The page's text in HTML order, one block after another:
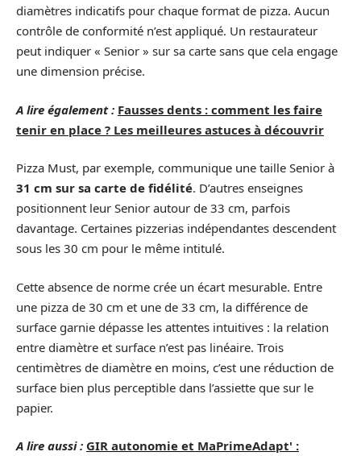
diamètres indicatifs pour chaque format de pizza. Aucun
contrôle de conformité n’est appliqué. Un restaurateur
peut indiquer « Senior » sur sa carte sans que cela engage
une dimension précise.
A lire également : Fausses dents : comment les faire
tenir en place ? Les meilleures astuces à découvrir
Pizza Must, par exemple, communique une taille Senior à
31 cm sur sa carte de fidélité. D’autres enseignes
positionnent leur Senior autour de 33 cm, parfois
davantage. Certaines pizzerias indépendantes descendent
sous les 30 cm pour le même intitulé.
Cette absence de norme crée un écart mesurable. Entre
une pizza de 30 cm et une de 33 cm, la différence de
surface garnie dépasse les attentes intuitives : la relation
entre diamètre et surface n’est pas linéaire. Trois
centimètres de diamètre en moins, c’est une réduction de
surface bien plus perceptible dans l’assiette que sur le
papier.
A lire aussi : GIR autonomie et MaPrimeAdapt' :